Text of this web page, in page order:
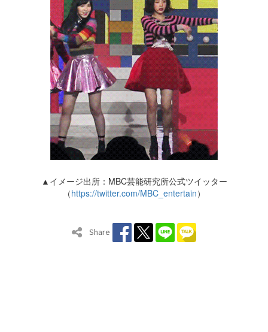
▲イメージ出所：MBC芸能研究所公式ツイッター
（https://twitter.com/MBC_entertain）
Share